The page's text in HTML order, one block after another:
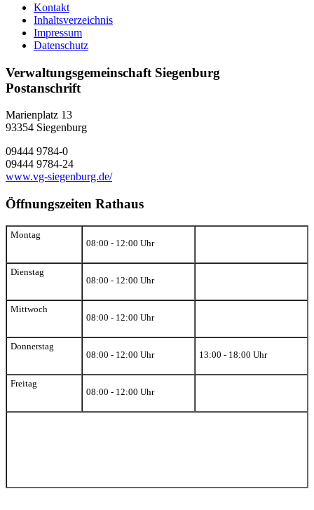
Kontakt
Inhaltsverzeichnis
Impressum
Datenschutz
Verwaltungsgemeinschaft Siegenburg
Postanschrift
Marienplatz 13
93354 Siegenburg
09444 9784-0
09444 9784-24
www.vg-siegenburg.de/
Öffnungszeiten Rathaus
Montag
08:00 - 12:00 Uhr
Dienstag
08:00 - 12:00 Uhr
Mittwoch
08:00 - 12:00 Uhr
Donnerstag
08:00 - 12:00 Uhr
13:00 - 18:00 Uhr
Freitag
08:00 - 12:00 Uhr